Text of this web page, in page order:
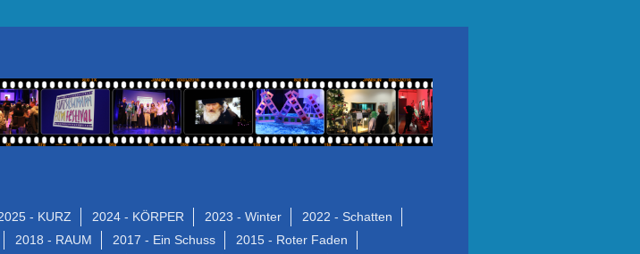
- KURZ 2024 - KÖRPER 2023 - Winter
2022 - Schatten
2018 - RAUM 2017 - Ein Schuss
2015 - Roter Faden